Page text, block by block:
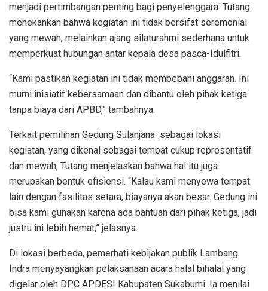
menjadi pertimbangan penting bagi penyelenggara. Tutang
menekankan bahwa kegiatan ini tidak bersifat seremonial
yang mewah, melainkan ajang silaturahmi sederhana untuk
memperkuat hubungan antar kepala desa pasca-Idulfitri.
“Kami pastikan kegiatan ini tidak membebani anggaran. Ini
murni inisiatif kebersamaan dan dibantu oleh pihak ketiga
tanpa biaya dari APBD,” tambahnya.
Terkait pemilihan Gedung Sulanjana sebagai lokasi
kegiatan, yang dikenal sebagai tempat cukup representatif
dan mewah, Tutang menjelaskan bahwa hal itu juga
merupakan bentuk efisiensi. “Kalau kami menyewa tempat
lain dengan fasilitas setara, biayanya akan besar. Gedung ini
bisa kami gunakan karena ada bantuan dari pihak ketiga, jadi
justru ini lebih hemat,” jelasnya.
Di lokasi berbeda, pemerhati kebijakan publik Lambang
Indra menyayangkan pelaksanaan acara halal bihalal yang
digelar oleh DPC APDESI Kabupaten Sukabumi. Ia menilai